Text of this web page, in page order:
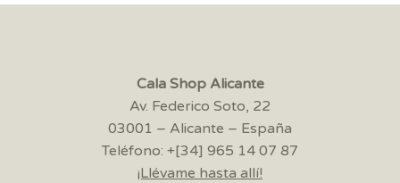
Cala Shop Alicante
Av. Federico Soto, 22
03001 – Alicante – España
Teléfono: +[34] 965 14 07 87
¡Llévame hasta allí!